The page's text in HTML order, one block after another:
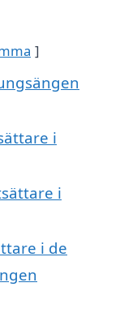
i
i
i de